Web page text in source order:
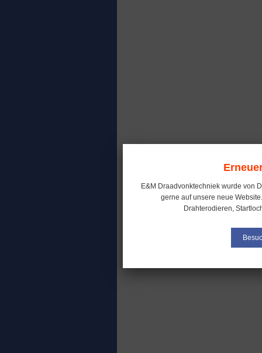
E&M Draadvonktechniek wurde von
gerne auf unsere neue
Drahterodieren,